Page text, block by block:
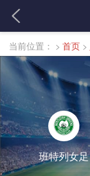
当前位置： > 首页 >
班特列女足